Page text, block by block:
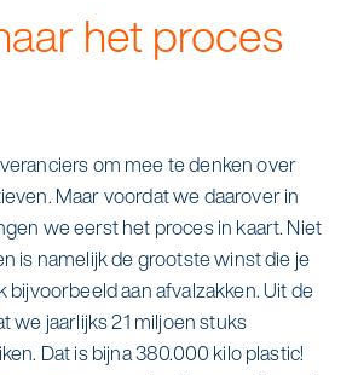
het proces
om mee te denken over
Maar voordat we daarover in
we eerst het proces in kaart. Niet
is namelijk de grootste winst die je
bijvoorbeeld aan afvalzakken. Uit de
we jaarlijks 21 miljoen stuks
Dat is bijna 380.000 kilo plastic!